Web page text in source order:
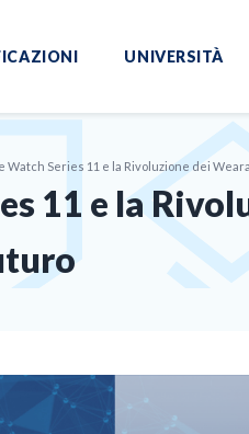
UNIVERSITÀ
Watch Series 11 e la Rivoluzione dei
11 e la